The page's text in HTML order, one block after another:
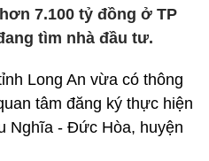
7.100 tỷ đồng ở TP
tìm nhà đầu tư.
Long An vừa có thông
tâm đăng ký thực hiện
Nghĩa - Đức Hòa, huyện